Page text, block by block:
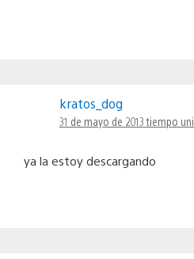
kratos_dog
31 de mayo de 2013 tiempo
ya la estoy descargando